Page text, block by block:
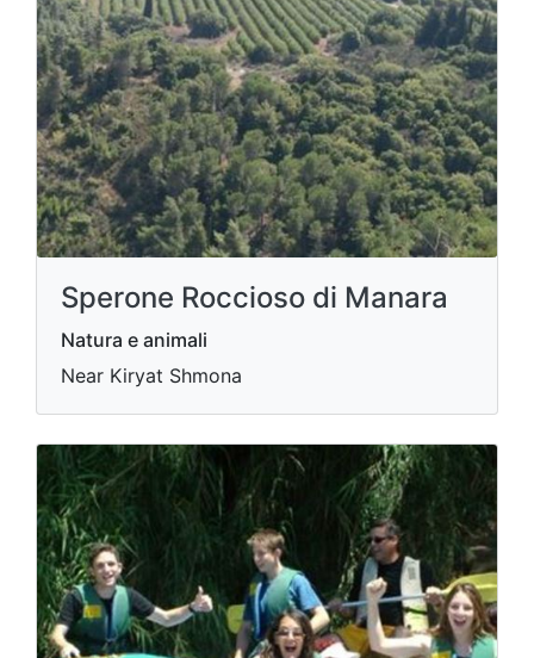
Sperone Roccioso di Manara
Natura e animali
Near Kiryat Shmona